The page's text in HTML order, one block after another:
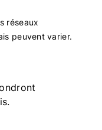
réseaux
peuvent varier.